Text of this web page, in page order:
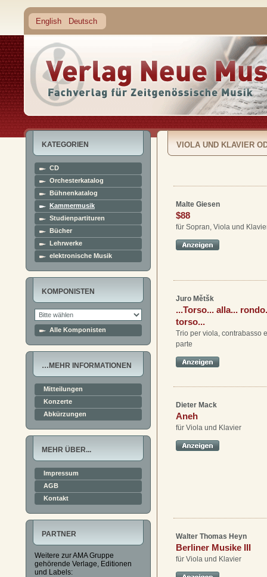
English Deutsch
KATEGORIEN
CD
Orchesterkatalog
Bühnenkatalog
Kammermusik
Studienpartituren
Bücher
Lehrwerke
elektronische Musik
KOMPONISTEN
Alle Komponisten
…MEHR INFORMATIONEN
Mitteilungen
Konzerte
Abkürzungen
MEHR ÜBER...
Impressum
AGB
Kontakt
PARTNER
Weitere zur AMA Gruppe
gehörende Verlage, Editionen
und Labels:
VIOLA UND KLAVIER
Malte Giesen
$88
für Sopran, Viola und
Juro Mětšk
...Torso... alla...
torso...
Trio per viola, contrabasso
parte
Dieter Mack
Aneh
für Viola und Klavier
Walter Thomas Heyn
Berliner Musike III
für Viola und Klavier